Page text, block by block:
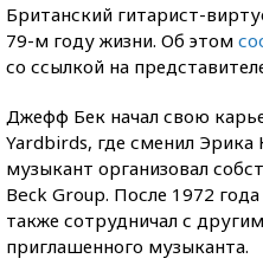
Британский гитарист-
79-м году жизни. Об этом
со ссылкой на
Джефф Бек начал свою
Yardbirds, где сменил Эрика
музыкант организовал
Beck Group. После 1972
также сотрудничал с
приглашенного музыканта.